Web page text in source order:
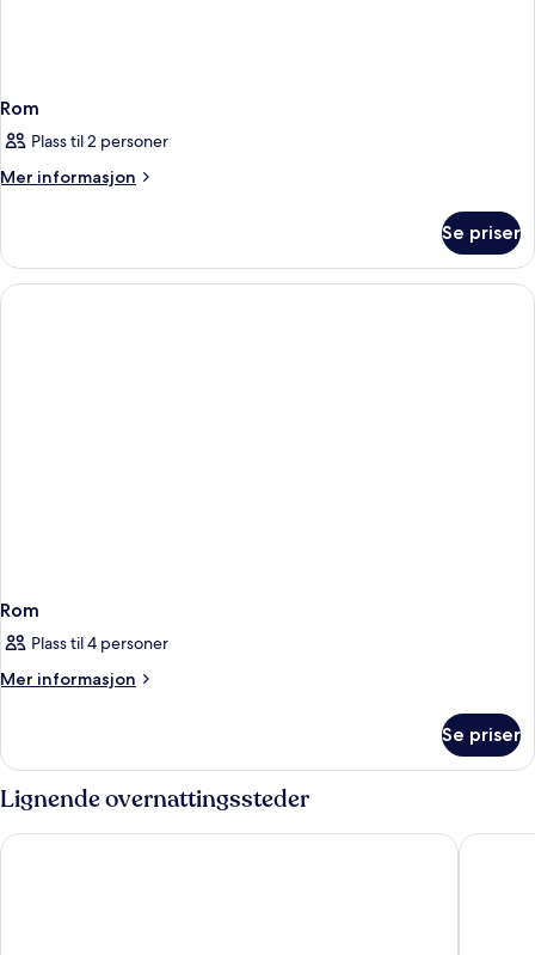
Rom
Plass til 2 personer
Mer informasjon
Mer
Se priser
Rom
Plass til 4 personer
Mer informasjon
Mer
Se priser
Lignende overnattingssteder
Point A Edinburgh Haymarket